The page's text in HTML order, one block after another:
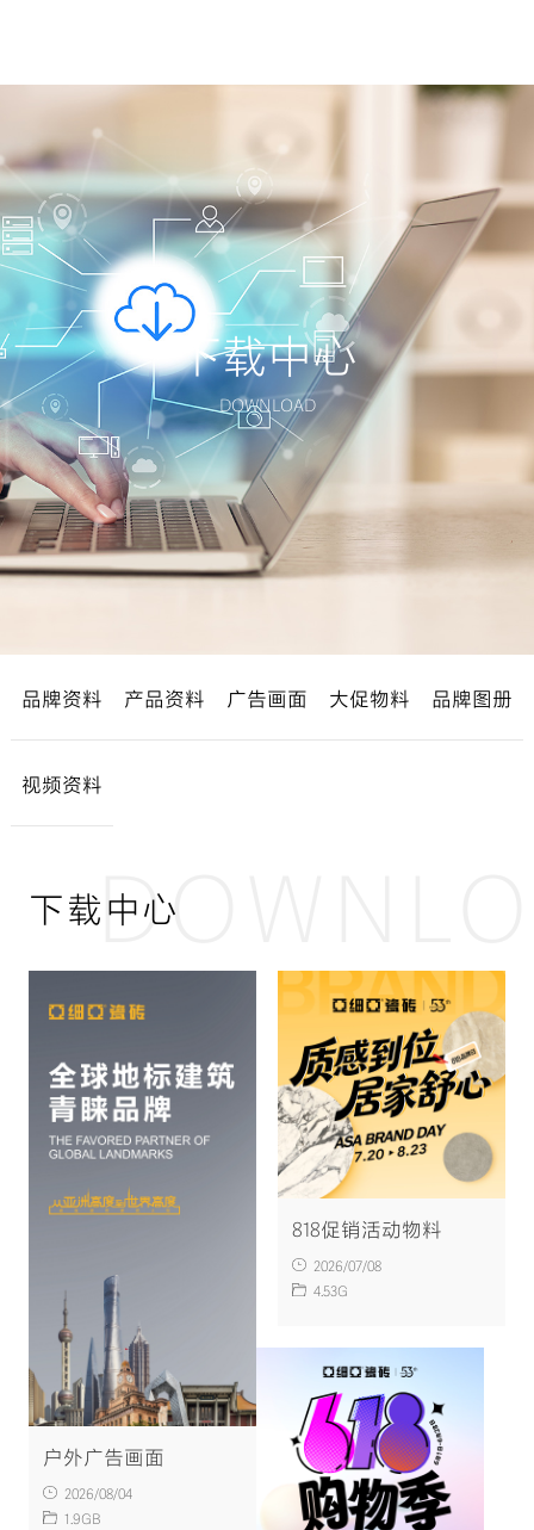
下载中心
DOWNLOAD
品牌资料 产品资料 广告画面 大促物料 品牌图册
视频资料
下载中心
户外广告画面
2026/08/04
1.9GB
818促销活动物料
2026/07/08
4.53G